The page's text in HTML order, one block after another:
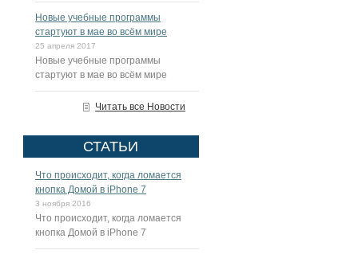
Новые учебные программы
стартуют в мае во всём мире
25 апреля 2017
Новые учебные программы
стартуют в мае во всём мире
Читать все Новости
СТАТЬИ
Что происходит, когда ломается
кнопка Домой в iPhone 7
3 ноября 2016
Что происходит, когда ломается
кнопка Домой в iPhone 7